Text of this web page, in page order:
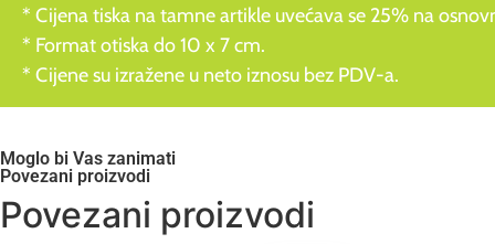
* Cijena tiska na tamne artikle uvećava se 25% na
* Format otiska do 10 x 7 cm.
* Cijene su izražene u neto iznosu bez PDV-a.
Moglo bi Vas zanimati
Povezani proizvodi
Povezani proizvodi